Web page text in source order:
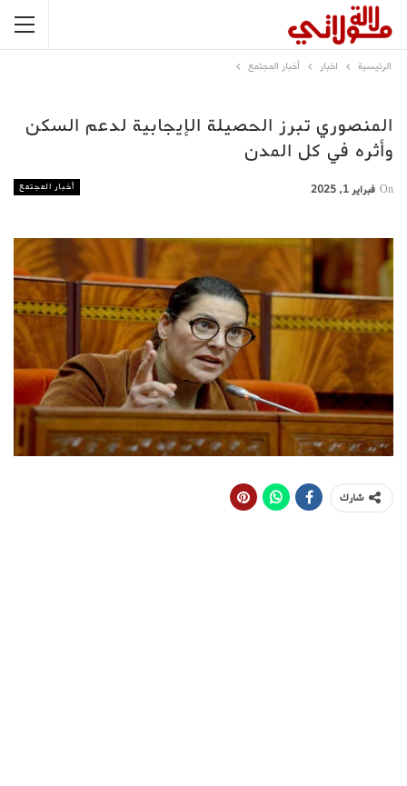
الرئيسية اخبار أخبار المجتمع
المنصوري تبرز الحصيلة الإيجابية لدعم السكن
وأثره في كل المدن
أخبار المجتمع On فبراير 1, 2025
شارك